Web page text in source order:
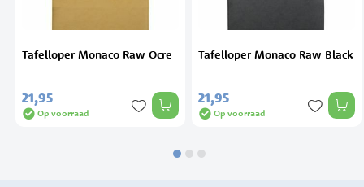
Tafelloper Monaco Raw Ocre
21,95
Op voorraad
Tafelloper Monaco Raw Black
21,95
Op voorraad